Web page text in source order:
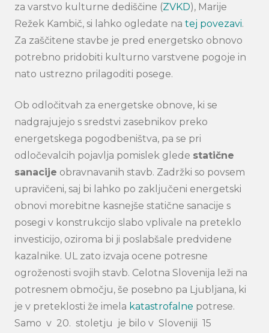
za varstvo kulturne dediščine (ZVKD), Marije
Režek Kambič, si lahko ogledate na tej povezavi.
Za zaščitene stavbe je pred energetsko obnovo
potrebno pridobiti kulturno varstvene pogoje in
nato ustrezno prilagoditi posege.
Ob odločitvah za energetske obnove, ki se
nadgrajujejo s sredstvi zasebnikov preko
energetskega pogodbeništva, pa se pri
odločevalcih pojavlja pomislek glede statične
sanacije obravnavanih stavb. Zadržki so povsem
upravičeni, saj bi lahko po zaključeni energetski
obnovi morebitne kasnejše statične sanacije s
posegi v konstrukcijo slabo vplivale na preteklo
investicijo, oziroma bi ji poslabšale predvidene
kazalnike. UL zato izvaja ocene potresne
ogroženosti svojih stavb. Celotna Slovenija leži na
potresnem območju, še posebno pa Ljubljana, ki
je v preteklosti že imela katastrofalne potrese.
Samo v 20. stoletju je bilo v Sloveniji 15